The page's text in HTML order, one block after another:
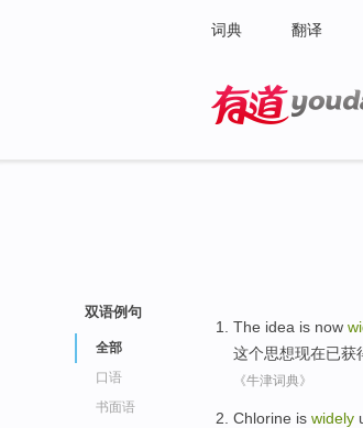
词典 翻译
双语例句
全部
口语
书面语
The idea is now
这个思想现在已获
《牛津词典》
Chlorine is widely